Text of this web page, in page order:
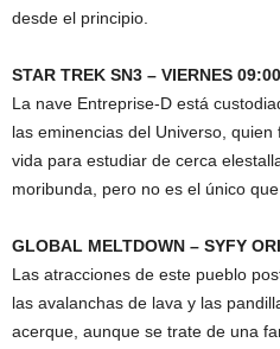
desde el principio.
STAR TREK SN3 – VIERNES
La nave Entreprise-D está
las eminencias del Universo,
vida para estudiar de cerca
moribunda, pero no es el único
GLOBAL MELTDOWN – SYFY
Las atracciones de este pueblo
las avalanchas de lava y las
acerque, aunque se trate de una